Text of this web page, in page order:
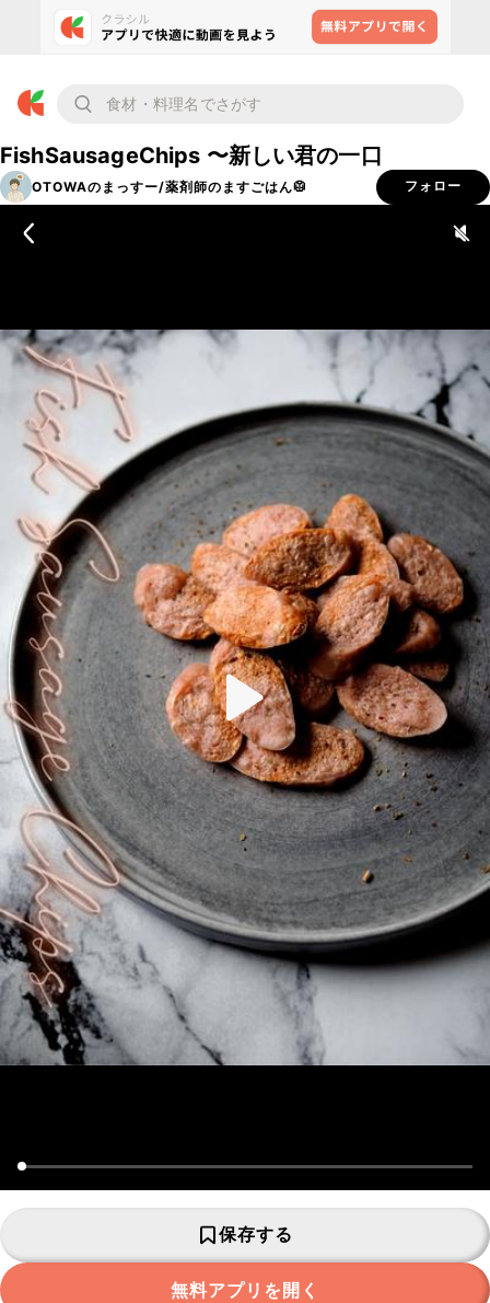
FishSausageChips 〜新しい君の一口
OTOWAのまっすー/薬剤師のますごはん🥼 フォロー
保存する
無料アプリを開く